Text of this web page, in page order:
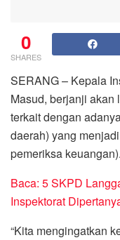
0
SHARES
SERANG – Kepala
Masud, berjanji akan
terkait dengan
daerah) yang
pemeriksa keuangan).
Baca: 5 SKPD
Inspektorat
“Kita mengingatkan